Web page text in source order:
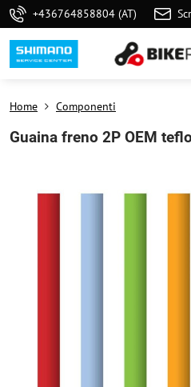
+436764858804 (AT)
Home Componenti
Guaina freno 2P OEM